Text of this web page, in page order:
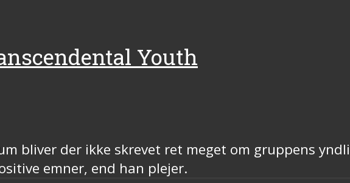
Youth
bliver der ikke skrevet ret meget om gruppens
emner, end han plejer.